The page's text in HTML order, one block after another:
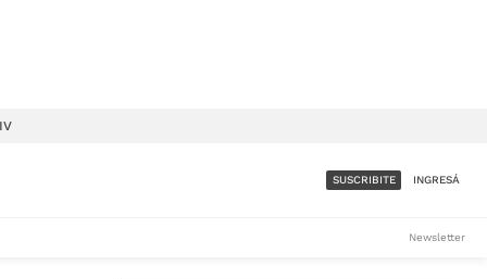
SUSCRIBITE INGRESÁ
Newsletter